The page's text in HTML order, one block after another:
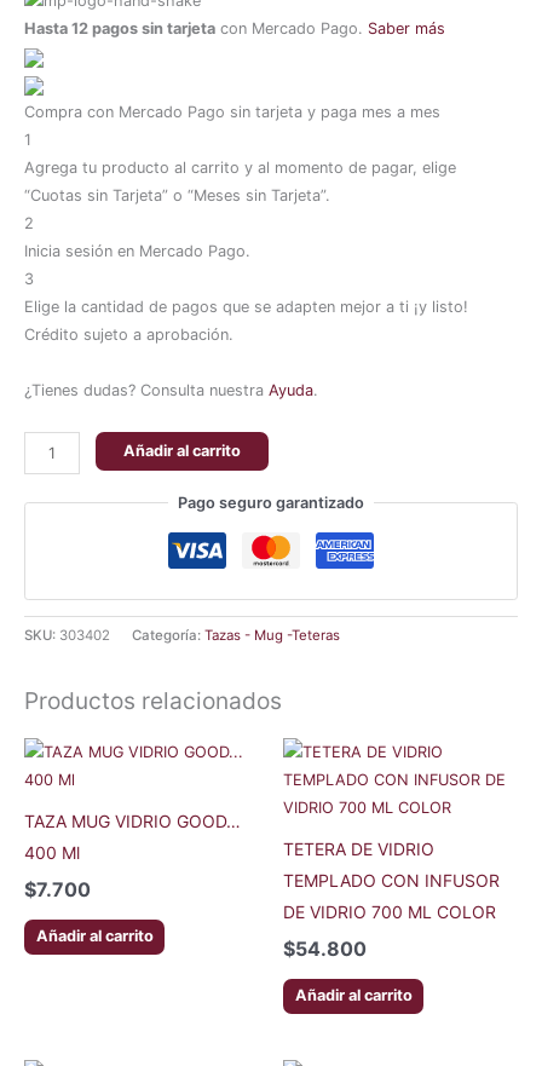
Hasta 12 pagos sin tarjeta con Mercado Pago. Saber más
Compra con Mercado Pago sin tarjeta y paga mes a mes
1
Agrega tu producto al carrito y al momento de pagar, elige
“Cuotas sin Tarjeta” o “Meses sin Tarjeta”.
2
Inicia sesión en Mercado Pago.
3
Elige la cantidad de pagos que se adapten mejor a ti ¡y listo!
Crédito sujeto a aprobación.
¿Tienes dudas? Consulta nuestra Ayuda.
Añadir al carrito
Pago seguro garantizado
SKU: 303402 Categoría: Tazas - Mug -Teteras
Productos relacionados
TAZA MUG VIDRIO GOOD…
400 Ml
$7.700
Añadir al carrito
TETERA DE VIDRIO
TEMPLADO CON INFUSOR
DE VIDRIO 700 ML COLOR
$54.800
Añadir al carrito